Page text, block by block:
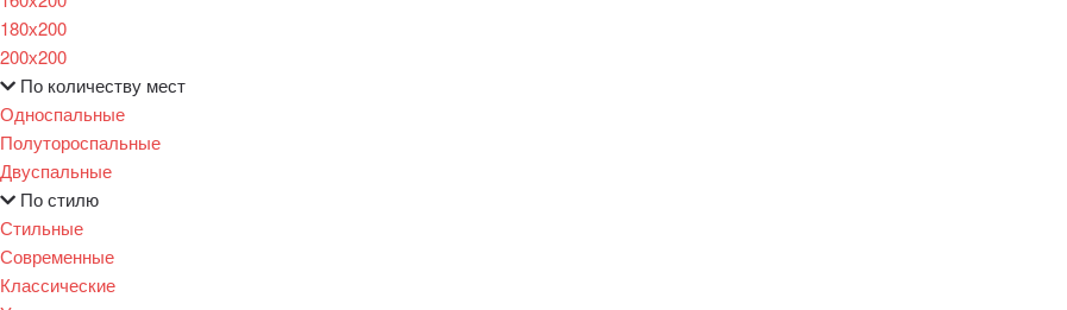
180х200
200х200
По количеству мест
Односпальные
Полутороспальные
Двуспальные
По стилю
Стильные
Современные
Классические